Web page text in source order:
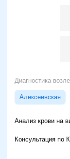
Диагностика
Алексеевская
Анализ крови на
Консультация по